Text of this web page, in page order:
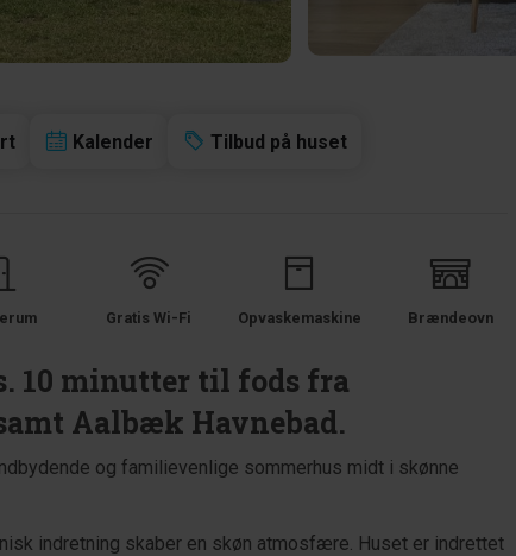
Kalender Tilbud på huset
Gratis Wi-Fi Opvaskemaskine Brændeovn
10 minutter til fods fra
Aalbæk Havnebad.
og familievenlige sommerhus midt i skønne
indretning skaber en skøn atmosfære. Huset er indrettet